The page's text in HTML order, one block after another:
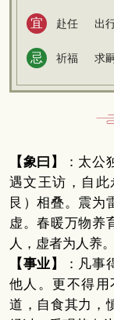
宜 赴任 出
忌 祈福 求嗣
【象曰】
：太公
遇文王访，自
艮）相叠。震为
虚。春暖万物养
人，虚者为人养
【事业】
：凡事
他人。更不得
道，自食其力，